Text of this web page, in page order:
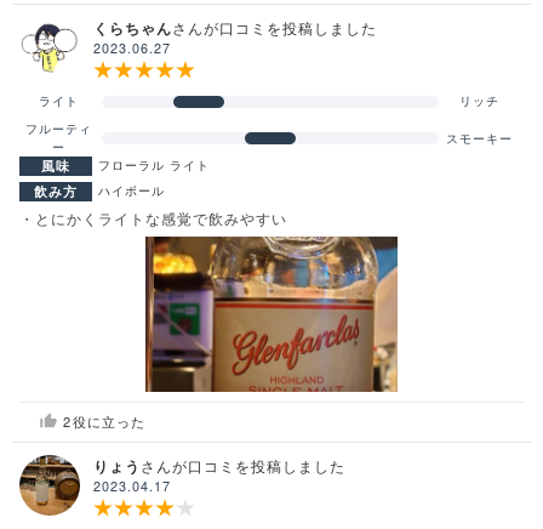
くらちゃんさんが口コミを投稿しました
2023.06.27
ライト
リッチ
フルーティ
ー
スモーキー
風味 フローラル ライト
飲み方 ハイボール
・とにかくライトな感覚で飲みやすい
2役に立った
りょう さんが口コミを投稿しました
2023.04.17